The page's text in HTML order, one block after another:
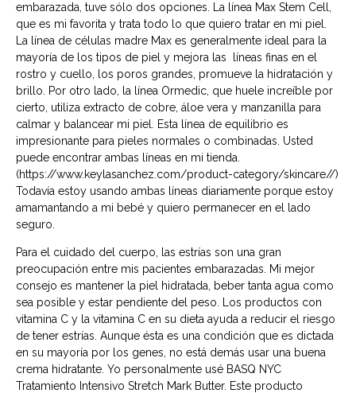
embarazada, tuve sólo dos opciones. La línea Max Stem Cell,
que es mi favorita y trata todo lo que quiero tratar en mi piel.
La línea de células madre Max es generalmente ideal para la
mayoría de los tipos de piel y mejora las líneas finas en el
rostro y cuello, los poros grandes, promueve la hidratación y
brillo. Por otro lado, la línea Ormedic, que huele increíble por
cierto, utiliza extracto de cobre, áloe vera y manzanilla para
calmar y balancear mi piel. Esta línea de equilibrio es
impresionante para pieles normales o combinadas. Usted
puede encontrar ambas líneas en mi tienda.
(https://www.keylasanchez.com/product-category/skincare//)
Todavía estoy usando ambas líneas diariamente porque estoy
amamantando a mi bebé y quiero permanecer en el lado
seguro.
Para el cuidado del cuerpo, las estrías son una gran
preocupación entre mis pacientes embarazadas. Mi mejor
consejo es mantener la piel hidratada, beber tanta agua como
sea posible y estar pendiente del peso. Los productos con
vitamina C y la vitamina C en su dieta ayuda a reducir el riesgo
de tener estrías. Aunque ésta es una condición que es dictada
en su mayoría por los genes, no está demás usar una buena
crema hidratante. Yo personalmente usé BASQ NYC
Tratamiento Intensivo Stretch Mark Butter. Este producto